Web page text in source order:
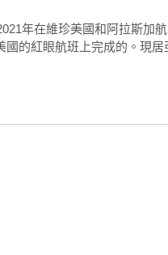
人不寒而慄的內行人的真實
：纽曼在每一個轉折都以意
專業知識在細節中處處可
年在維珍美國和阿拉斯加
的紅眼航班上完成的。現居